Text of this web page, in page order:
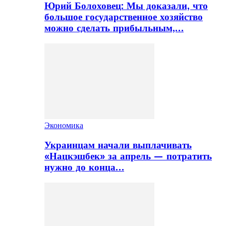
Юрий Болоховец: Мы доказали, что
большое государственное хозяйство
можно сделать прибыльным,…
Экономика
Украинцам начали выплачивать
«Нацкэшбек» за апрель — потратить
нужно до конца…